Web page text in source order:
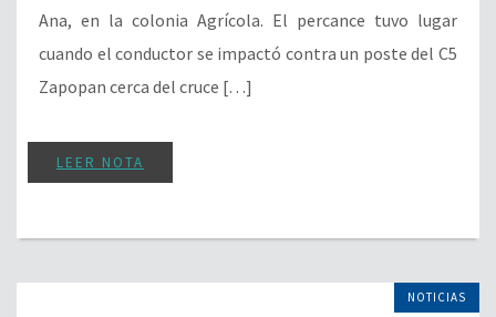
Ana, en la colonia Agrícola. El percance tuvo lugar
cuando el conductor se impactó contra un poste del C5
Zapopan cerca del cruce […]
LEER NOTA
NOTICIAS